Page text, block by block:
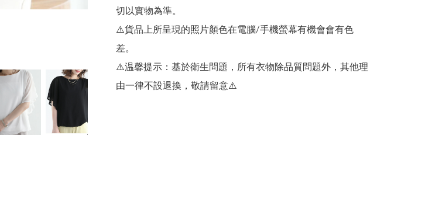
切以實物為準。
⚠️貨品上所呈現的照片顏色在電腦/手機螢幕有機會會有色
差。
⚠️温馨提示：基於衛生問題，所有衣物除品質問題外，其他理
由一律不設退換，敬請留意⚠️